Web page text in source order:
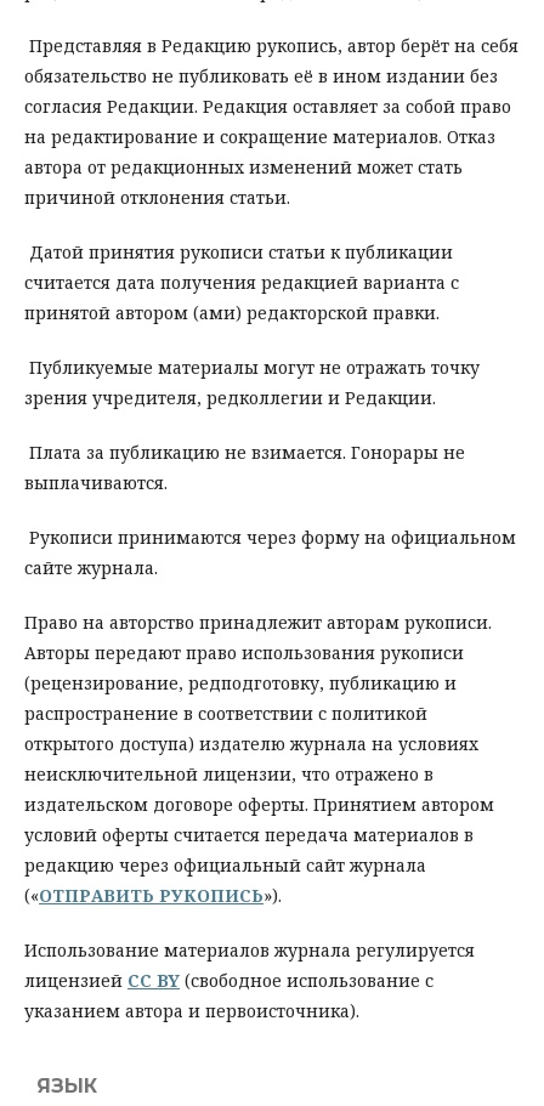
Представляя в Редакцию рукопись, автор берёт на себя
обязательство не публиковать её в ином издании без
согласия Редакции. Редакция оставляет за собой право
на редактирование и сокращение материалов. Отказ
автора от редакционных изменений может стать
причиной отклонения статьи.
Датой принятия рукописи статьи к публикации
считается дата получения редакцией варианта с
принятой автором (ами) редакторской правки.
Публикуемые материалы могут не отражать точку
зрения учредителя, редколлегии и Редакции.
Плата за публикацию не взимается. Гонорары не
выплачиваются.
Рукописи принимаются через форму на официальном
сайте журнала.
Право на авторство принадлежит авторам рукописи.
Авторы передают право использования рукописи
(рецензирование, редподготовку, публикацию и
распространение в соответствии с политикой
открытого доступа) издателю журнала на условиях
неисключительной лицензии, что отражено в
издательском договоре оферты. Принятием автором
условий оферты считается передача материалов в
редакцию через официальный сайт журнала
(«ОТПРАВИТЬ РУКОПИСЬ»).
Использование материалов журнала регулируется
лицензией CC BY (свободное использование с
указанием автора и первоисточника).
ЯЗЫК